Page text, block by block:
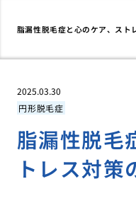
脂漏性脱毛症と心のケア、スト
2025.03.30
円形脱毛症
脂漏性脱毛
トレス対策